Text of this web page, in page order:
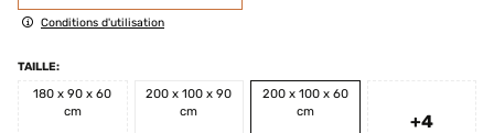
Conditions d'utilisation
TAILLE:
180 x 90 x 60
cm
200 x 100 x 90
cm
200 x 100 x 60
cm
+4